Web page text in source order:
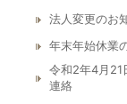
法人変更のお
年末年始休業
令和2年4月
連絡